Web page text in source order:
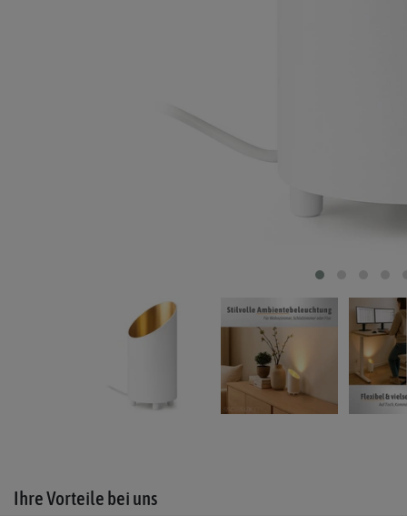
Ihre Vorteile bei uns